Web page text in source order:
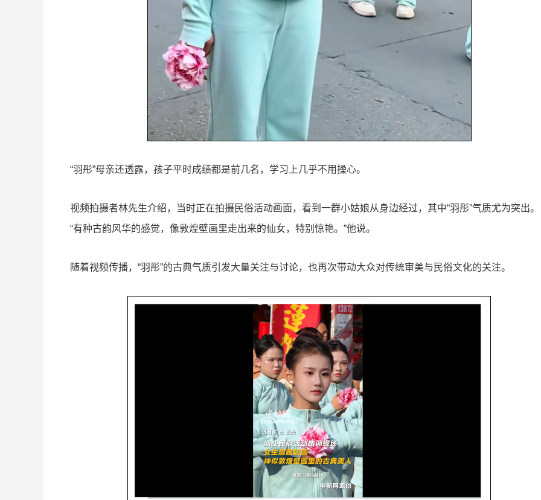
“羽彤”母亲还透露，孩子平时成绩都是前几名，学习上几乎不用操心。
视频拍摄者林先生介绍，当时正在拍摄民俗活动画面，看到一群小姑娘从身边经过，其中“羽彤”气质尤为突出。
“有种古韵风华的感觉，像敦煌壁画里走出来的仙女，特别惊艳。”他说。
随着视频传播，“羽彤”的古典气质引发大量关注与讨论，也再次带动大众对传统审美与民俗文化的关注。